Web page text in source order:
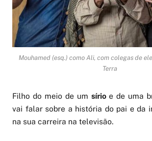
Mouhamed (esq.) como Ali, com colegas de
Terra
Filho do meio de um sírioe de uma
vai falar sobre a história do pai e da
na sua carreira na televisão.